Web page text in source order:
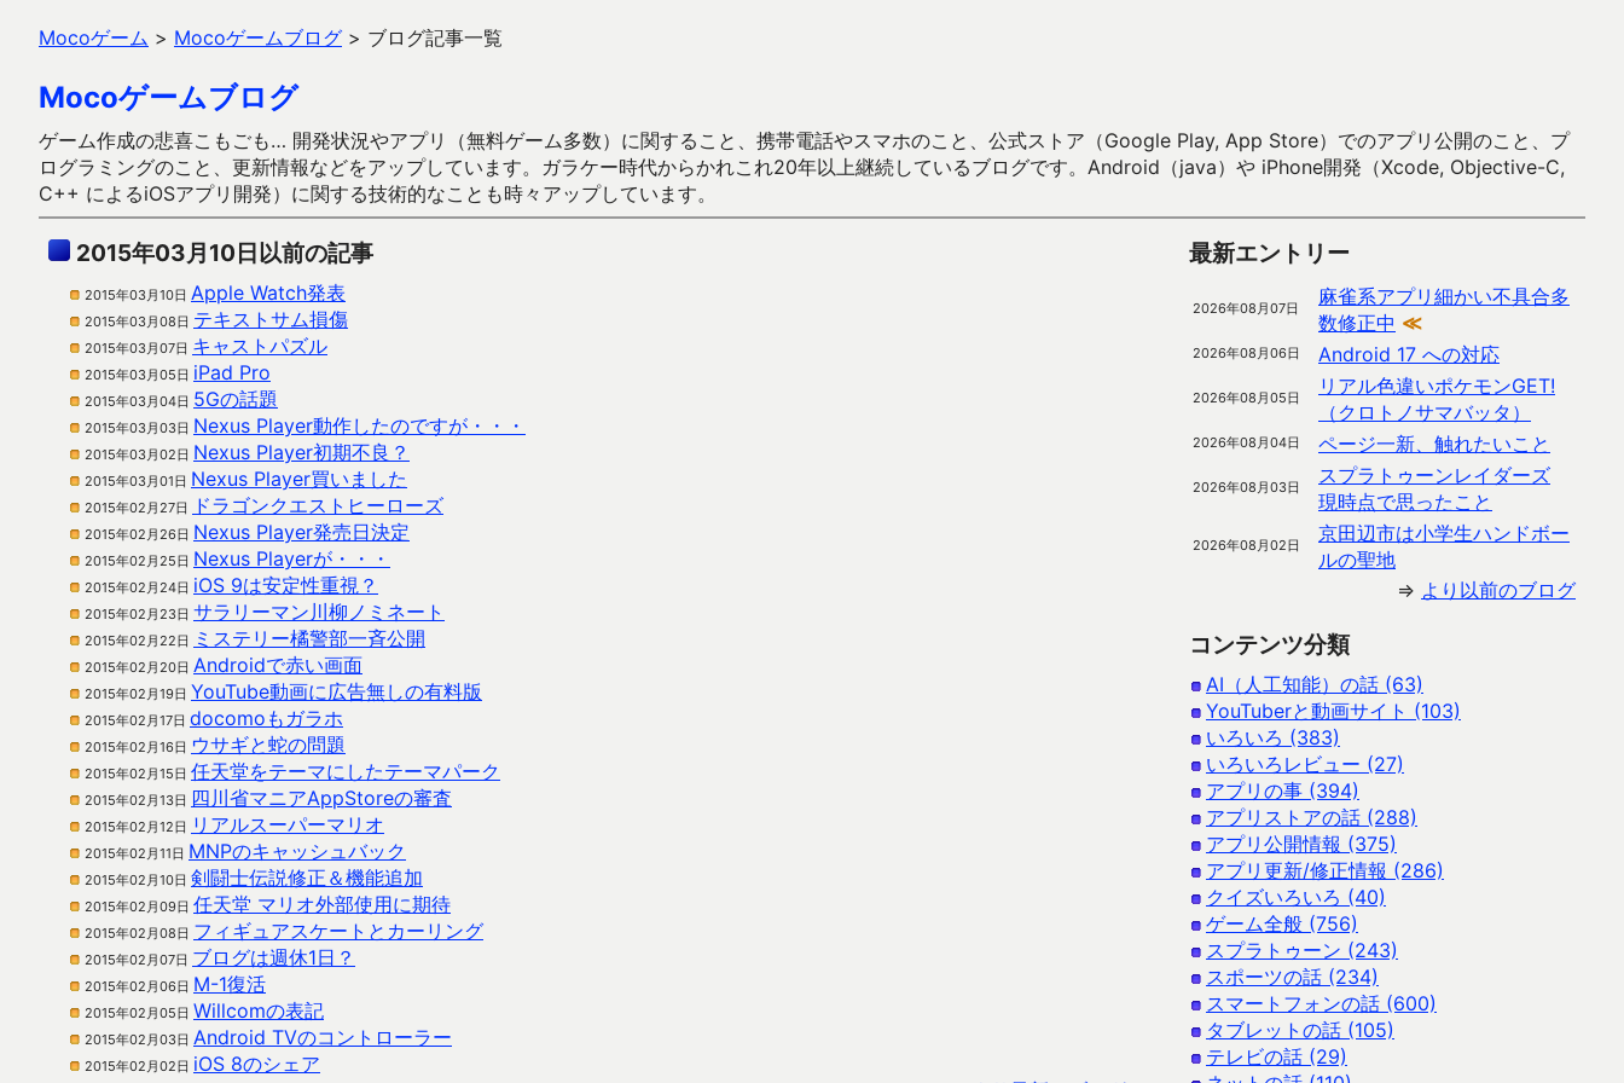
Mocoゲーム > Mocoゲームブログ > ブログ記事一覧
Mocoゲームブログ
ゲーム作成の悲喜こもごも… 開発状況やアプリ（無料ゲーム多数）に関すること、携帯電話やスマホのこと、公式ストア（Google Play, App Store）でのアプリ公開のこと、プ
ログラミングのこと、更新情報などをアップしています。ガラケー時代からかれこれ20年以上継続しているブログです。Android（java）や iPhone開発（Xcode, Objective-C,
C++ によるiOSアプリ開発）に関する技術的なことも時々アップしています。
2015年03月10日以前の記事
2015年03月10日 Apple Watch発表
2015年03月08日 テキストサム損傷
2015年03月07日 キャストパズル
2015年03月05日 iPad Pro
2015年03月04日 5Gの話題
2015年03月03日 Nexus Player動作したのですが・・・
2015年03月02日 Nexus Player初期不良？
2015年03月01日 Nexus Player買いました
2015年02月27日 ドラゴンクエストヒーローズ
2015年02月26日 Nexus Player発売日決定
2015年02月25日 Nexus Playerが・・・
2015年02月24日 iOS 9は安定性重視？
2015年02月23日 サラリーマン川柳ノミネート
2015年02月22日 ミステリー橘警部一斉公開
2015年02月20日 Androidで赤い画面
2015年02月19日 YouTube動画に広告無しの有料版
2015年02月17日 docomoもガラホ
2015年02月16日 ウサギと蛇の問題
2015年02月15日 任天堂をテーマにしたテーマパーク
2015年02月13日 四川省マニアAppStoreの審査
2015年02月12日 リアルスーパーマリオ
2015年02月11日 MNPのキャッシュバック
2015年02月10日 剣闘士伝説修正＆機能追加
2015年02月09日 任天堂 マリオ外部使用に期待
2015年02月08日 フィギュアスケートとカーリング
2015年02月07日 ブログは週休1日？
2015年02月06日 M-1復活
2015年02月05日 Willcomの表記
2015年02月03日 Android TVのコントローラー
2015年02月02日 iOS 8のシェア
最新エントリー
2026年08月07日
麻雀系アプリ細かい不具合多
数修正中 ≪
2026年08月06日 Android 17 への対応
2026年08月05日
リアル色違いポケモンGET!
（クロトノサマバッタ）
2026年08月04日 ページ一新、触れたいこと
2026年08月03日
スプラトゥーンレイダーズ
現時点で思ったこと
2026年08月02日
京田辺市は小学生ハンドボー
ルの聖地
⇒ より以前のブログ
コンテンツ分類
AI（人工知能）の話 (63)
YouTuberと動画サイト (103)
いろいろ (383)
いろいろレビュー (27)
アプリの事 (394)
アプリストアの話 (288)
アプリ公開情報 (375)
アプリ更新/修正情報 (286)
クイズいろいろ (40)
ゲーム全般 (756)
スプラトゥーン (243)
スポーツの話 (234)
スマートフォンの話 (600)
タブレットの話 (105)
テレビの話 (29)